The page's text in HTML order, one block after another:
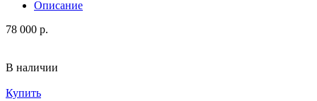
Описание
78 000 р.
В наличии
Купить